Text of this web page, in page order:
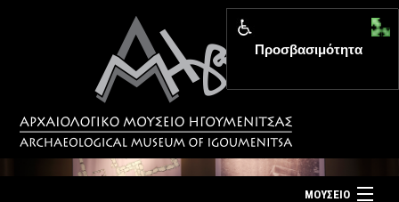
ΜΟΥΣΕΙΟ
Προσβασιμότητα